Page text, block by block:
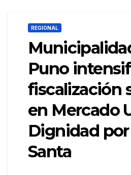
REGIONAL
Puno
fiscalización
en Mercado
Dignidad
Santa